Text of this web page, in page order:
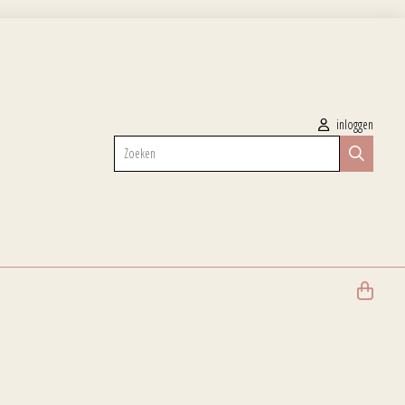
inloggen
Zoeken